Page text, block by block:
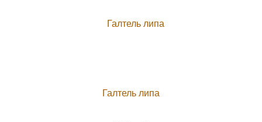
Галтель липа